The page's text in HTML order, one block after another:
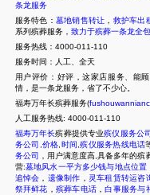
条龙服务
服务特色： 墓地销售转让 ， 救护车出
系列殡葬服务， 致力于殡葬一条龙全
服务热线：4000-011-110
服务时间：人工、全天
用户评价：好评，这家店服务、能
情，是一条龙服务，省了不少心。
福寿万年长殡葬服务(
人工服务热线: 4000-011-110
福寿万年长殡葬提供专业殡仪服务公司
务公司 价格 时间 殡仪服务热线电话
务公司
，用户满意度高,具备多年的
营:墓地风水一平方多少钱与地点位置
追悼会 ， 遗像制作 ， 灵车租赁转运咨
祭拜鲜花 ， 殡葬车电话 ，白事服务与